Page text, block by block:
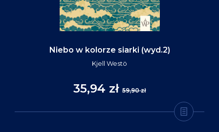
Niebo w kolorze siarki (wyd.2)
Kjell Westö
35,94 zł 59,90 zł